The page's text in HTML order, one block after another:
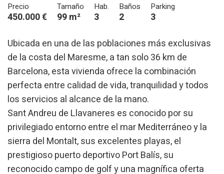
Precio
450.000 €
Tamaño
99 m²
Hab.
3
Baños
2
Parking
3
Ubicada en una de las poblaciones más exclusivas
de la costa del Maresme, a tan solo 36 km de
Barcelona, esta vivienda ofrece la combinación
perfecta entre calidad de vida, tranquilidad y todos
los servicios al alcance de la mano.
Sant Andreu de Llavaneres es conocido por su
privilegiado entorno entre el mar Mediterráneo y la
sierra del Montalt, sus excelentes playas, el
prestigioso puerto deportivo Port Balís, su
reconocido campo de golf y una magnífica oferta